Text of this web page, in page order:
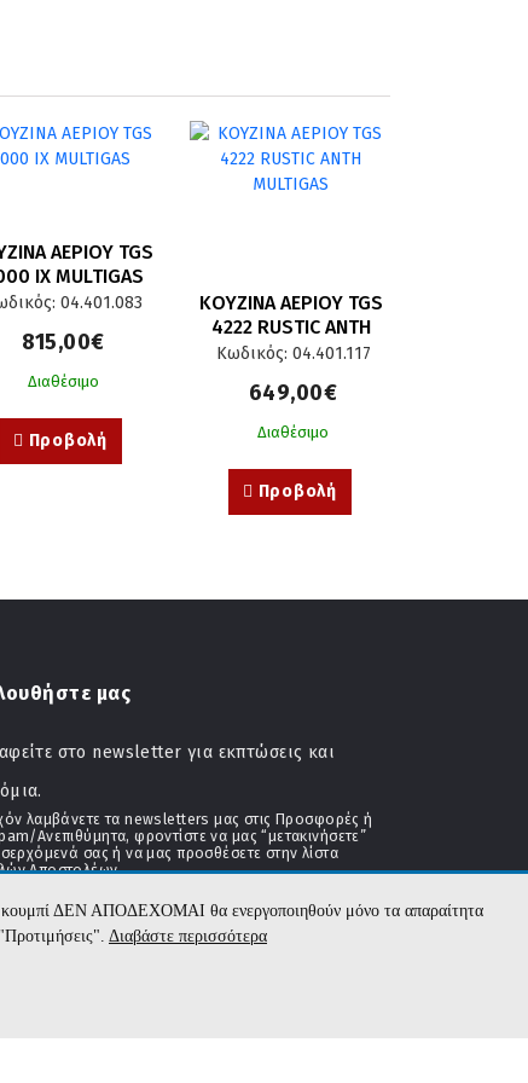
ΑΕΡΙΟΥ TGS
IX MULTIGAS
04.401.083
815,00€
Διαθέσιμο
Προβολή
ΚΟΥΖΙΝΑ ΑΕΡΙΟΥ TGS
4222 RUSTIC ANTH
MULTIGAS
Κωδικός: 04.401.117
649,00€
Διαθέσιμο
Προβολή
μας
στο newsletter για εκπτώσεις και
λαμβάνετε τα newsletters μας στις Προσφορές ή
Ανεπιθύμητα, φροντίστε να μας “μετακινήσετε”
σας ή να μας προσθέσετε στην λίστα
Αποστολέων
ΔΕΝ ΑΠΟΔΕΧΟΜΑΙ θα ενεργοποιηθούν μόνο τα απαραίτητα
Διαβάστε περισσότερα